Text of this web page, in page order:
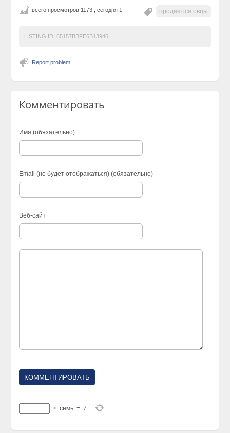
продаются овцы
всего просмотров 1173 , сегодня 1
LISTING ID: 65157BBFE6B13946
Report problem
Комментировать
Имя (обязательно)
Email (не будет отображаться) (обязательно)
Веб-сайт
× семь = 7